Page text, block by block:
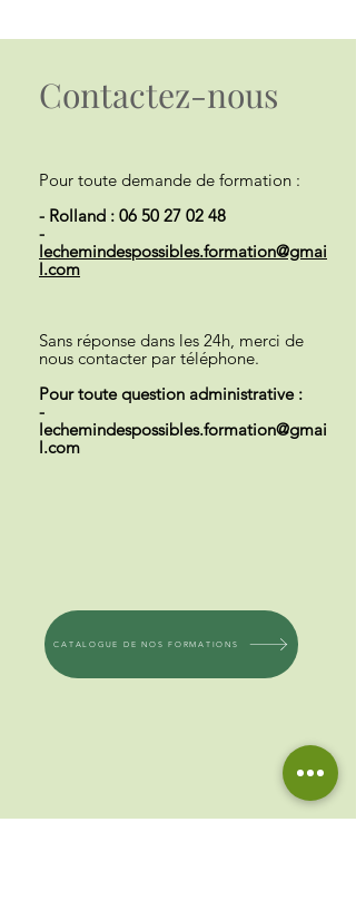
Contactez-nous
Pour toute demande de formation :
- Rolland : 06 50 27 02 48
-
lechemindespossibles.formation@gmai
l.com
Sans réponse dans les 24h, merci de
nous contacter par téléphone.
Pour toute question administrative :
-
lechemindespossibles.formation@gmai
l.com
CATALOGUE DE NOS FORMATIONS